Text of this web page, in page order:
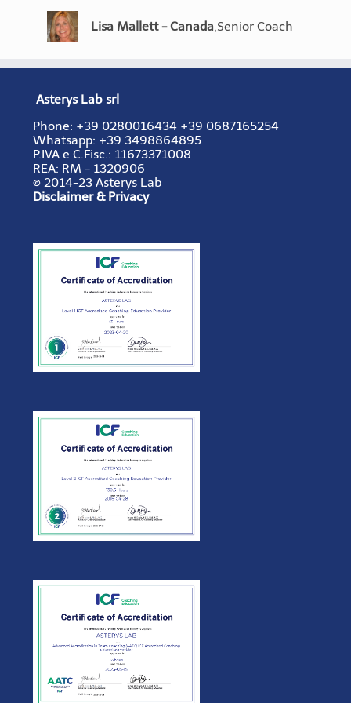
Lisa Mallett - Canada,Senior Coach
sono liberato.(...) Coaching Excel 2011
Excel 2011
Laura Fierro - Messico,Senior Coach
professionali e competenze, e allo
stesso tempo dimostrano diversi modi
e stili di coaching. Vedere questa
Coaching Pro 2012.
Cameron Smoak Jr. -
USA
Formatore
Coaching Excel 2011
Kees De Vries - Olanda,Senior Coach
Manon Dulude -
Canada
Senior
Coach
Asterys Lab srl
Phone: +39 0280016434 +39 0687165254
Whatsapp: +39 3498864895
P.IVA e C.Fisc.: 11673371008
REA: RM - 1320906
© 2014-23 Asterys Lab
Disclaimer & Privacy